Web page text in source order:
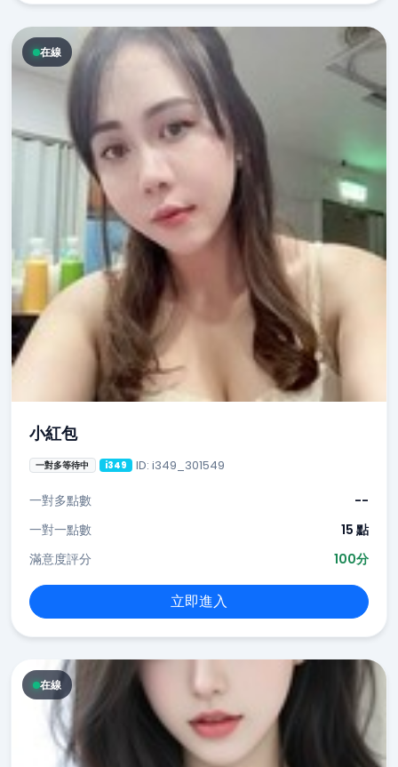
在線
小紅包
一對多等待中 i349 ID: i349_301549
一對多點數
--
一對一點數
15 點
滿意度評分
100分
立即進入
在線